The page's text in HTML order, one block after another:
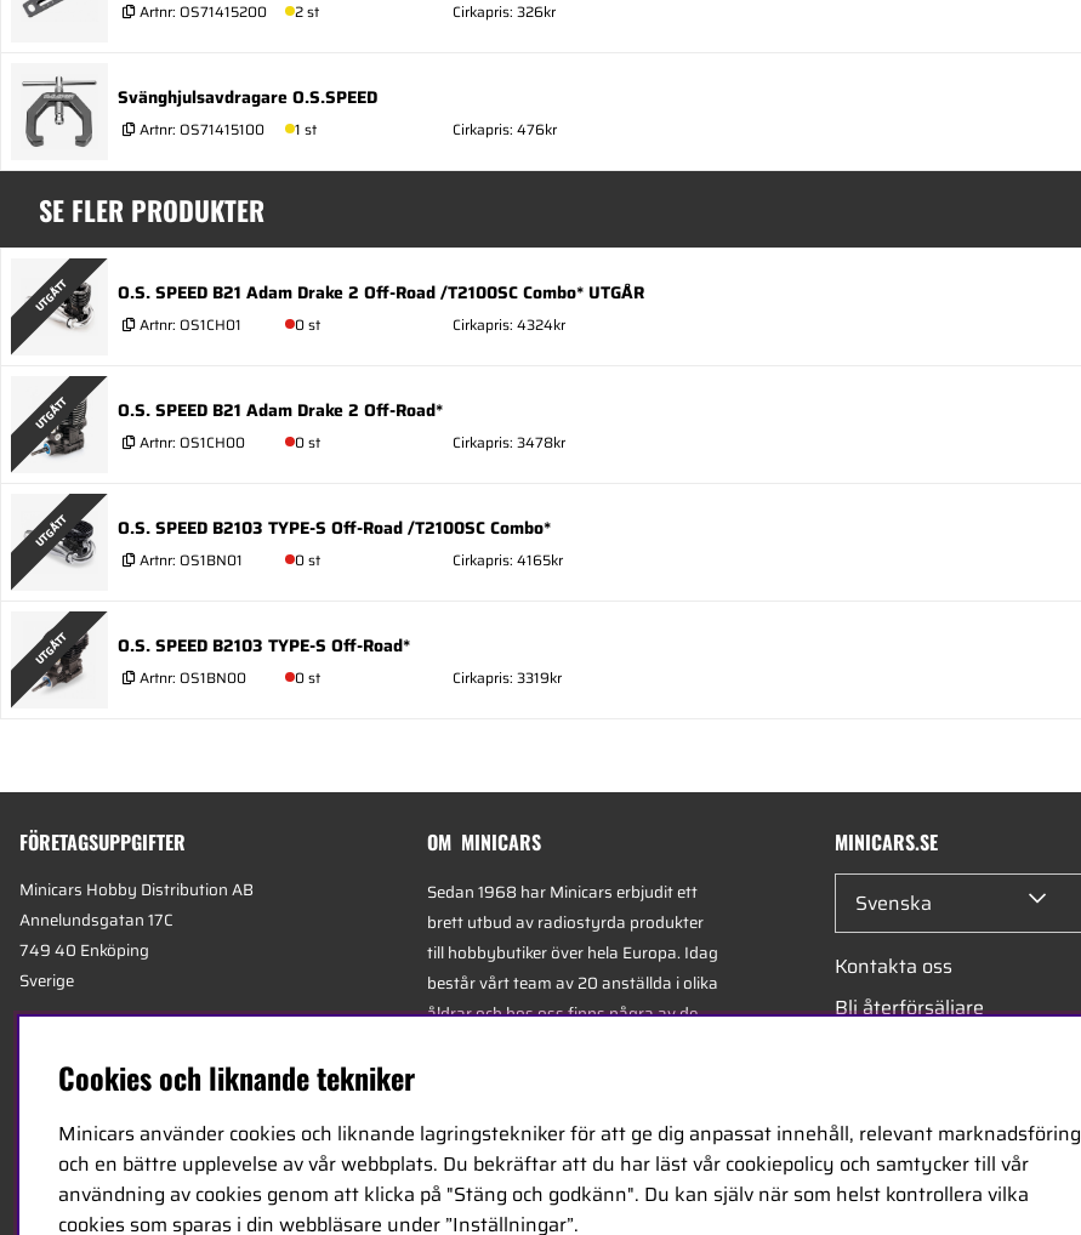
Artnr: OS71415200 2 st Cirkapris: 326kr
Svänghjulsavdragare O.S.SPEED
Artnr: OS71415100 1 st Cirkapris: 476kr
SE FLER PRODUKTER
UTGÅTT O.S. SPEED B21 Adam Drake 2 Off-Road /T2100SC Combo* UTGÅR
Artnr: OS1CH01 0 st Cirkapris: 4324kr
UTGÅTT O.S. SPEED B21 Adam Drake 2 Off-Road*
Artnr: OS1CH00 0 st Cirkapris: 3478kr
UTGÅTT O.S. SPEED B2103 TYPE-S Off-Road /T2100SC Combo*
Artnr: OS1BN01 0 st Cirkapris: 4165kr
UTGÅTT O.S. SPEED B2103 TYPE-S Off-Road*
Artnr: OS1BN00 0 st Cirkapris: 3319kr
FÖRETAGSUPPGIFTER
Minicars Hobby Distribution AB
Annelundsgatan 17C
749 40 Enköping
Sverige
E-mail:info@minicars.se
OM MINICARS
Sedan 1968 har Minicars erbjudit ett
brett utbud av radiostyrda produkter
till hobbybutiker över hela Europa. Idag
består vårt team av 20 anställda i olika
åldrar och hos oss finns några av de
Minicars huvudkontor är beläget i
Enköping, strategiskt placerat längs
E18 mellan Stockholm och Oslo.
MINICARS.SE
Svenska
Kontakta oss
Bli återförsäljare
Cookies och liknande tekniker
Minicars använder cookies och liknande lagringstekniker för att ge dig anpassat innehåll, relevant marknadsföring
och en bättre upplevelse av vår webbplats. Du bekräftar att du har läst vår cookiepolicy och samtycker till vår
användning av cookies genom att klicka på "Stäng och godkänn". Du kan själv när som helst kontrollera vilka
cookies som sparas i din webbläsare under ”Inställningar”.